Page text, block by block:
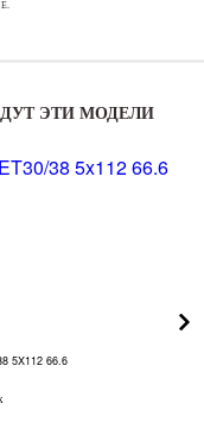
ЭТИ МОДЕЛИ
5X112 66.6